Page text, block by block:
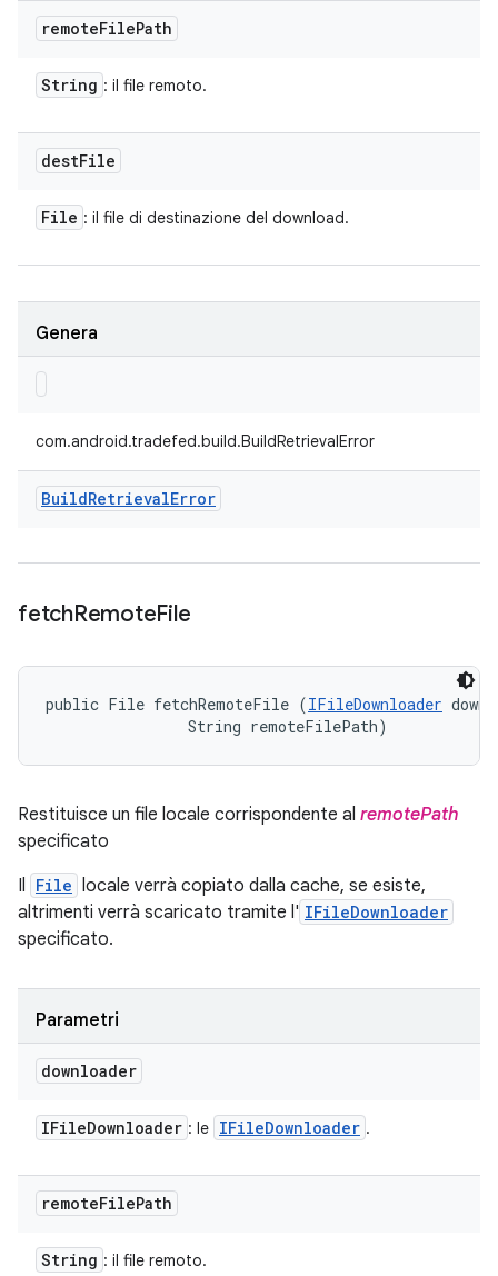
remoteFilePath
String : il file remoto.
destFile
File : il file di destinazione del download.
Genera
com.android.tradefed.build.BuildRetrievalError
BuildRetrievalError
fetchRemoteFile
public File fetchRemoteFile (IFileDownloader
                String remoteFilePath)
Restituisce un file locale corrispondente al remotePath
specificato
Il File locale verrà copiato dalla cache, se esiste,
altrimenti verrà scaricato tramite l' IFileDownloader
specificato.
Parametri
downloader
IFileDownloader : le IFileDownloader .
remoteFilePath
String : il file remoto.